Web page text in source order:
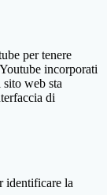
per tenere
incorporati
web sta
di
identificare la